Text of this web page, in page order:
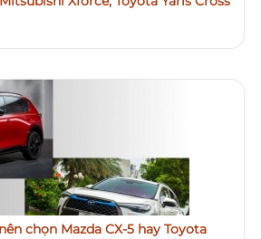
chọn Mazda CX-5 hay Toyota